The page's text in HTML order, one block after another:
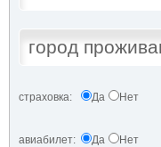
страховка: Да Нет
авиабилет: Да Нет